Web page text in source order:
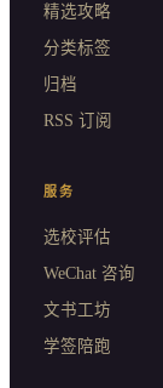
精选攻略
分类标签
归档
RSS 订阅
服务
选校评估
WeChat 咨询
文书工坊
学签陪跑